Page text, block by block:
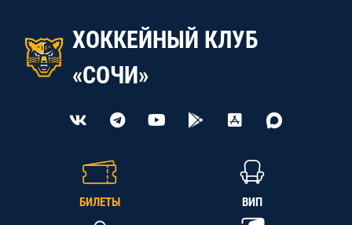
ХОККЕЙНЫЙ КЛУБ
«СОЧИ»
БИЛЕТЫ ВИП